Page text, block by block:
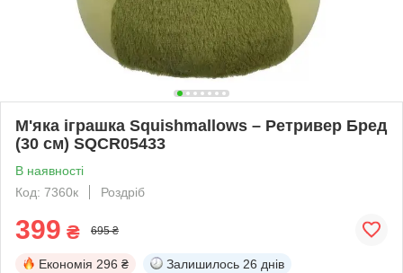
М'яка іграшка Squishmallows – Ретривер Бред
(30 см) SQCR05433
В наявності
Код: 7360к
Роздріб
399 ₴ 695 ₴
Економія 296 ₴ Залишилось 26 днів